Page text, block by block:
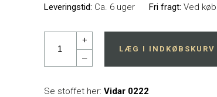
Leveringstid: Ca. 6 uger Fri fragt: Ved
+
–
LÆG I INDKØBSKURV
Se stoffet her: Vidar 0222